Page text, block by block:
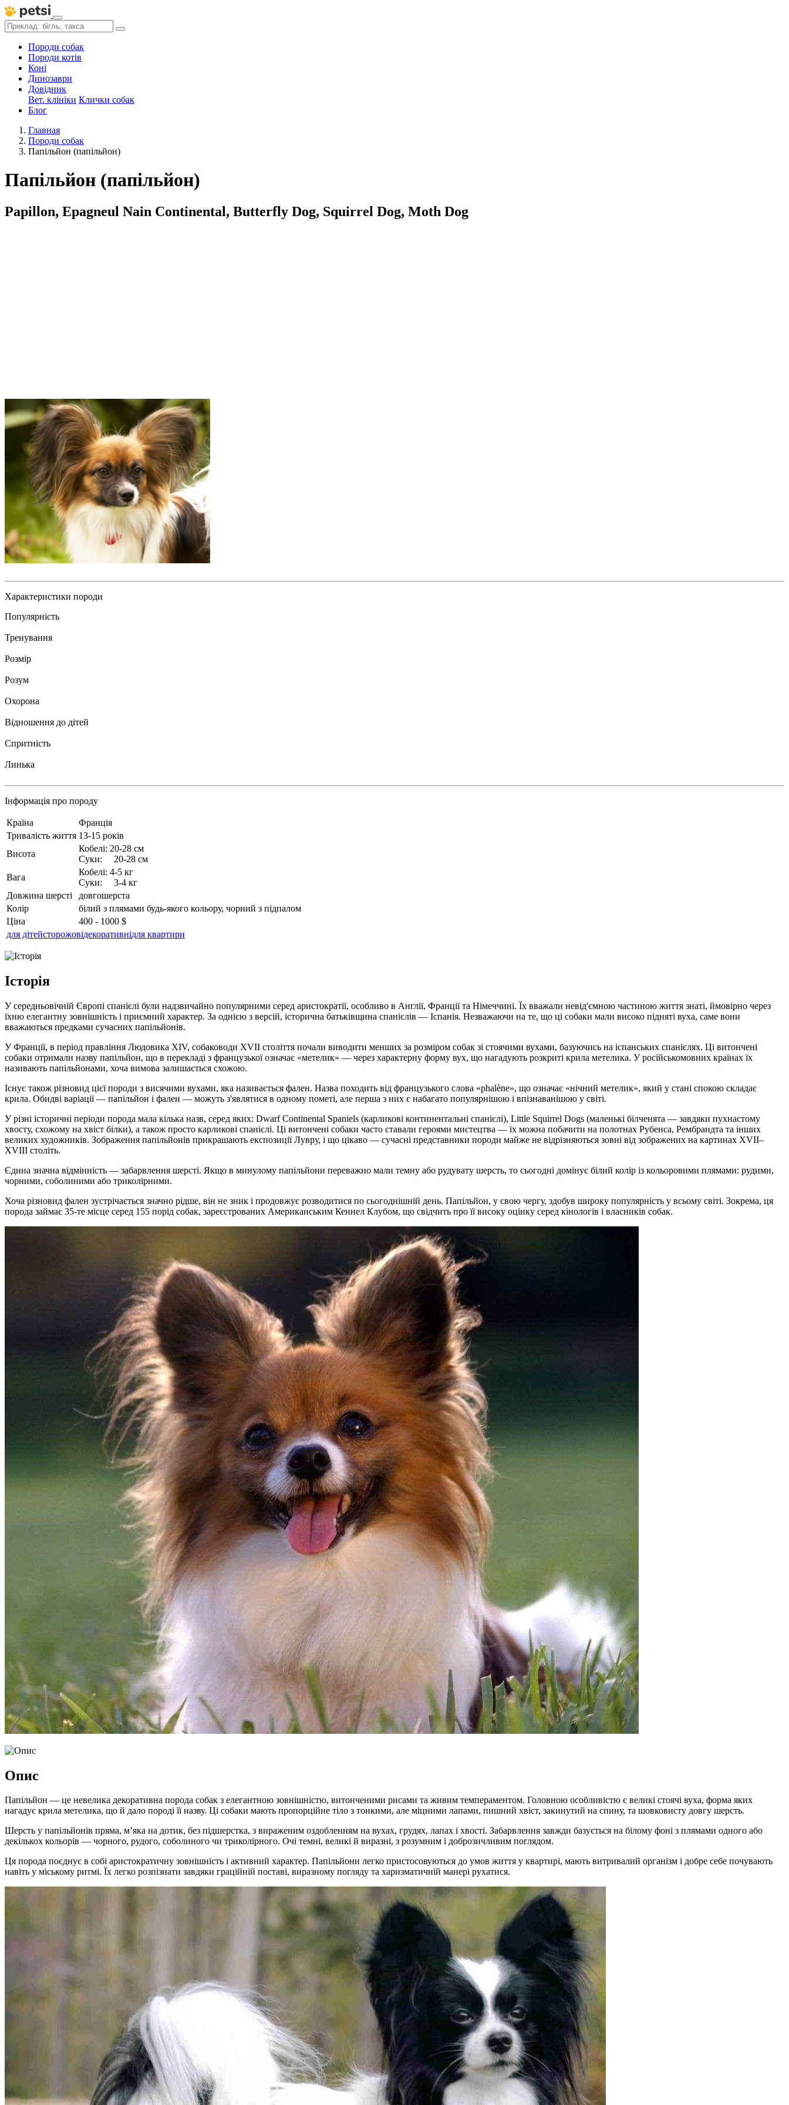
Породи собак
Породи котів
Коні
Динозаври
Довідник
Вет. клініки Клички собак
Блог
Главная
Породи собак
Папільйон (папільйон)
Папільйон (папільйон)
Papillon, Epagneul Nain Continental, Butterfly Dog, Squirrel Dog, Moth Dog
Характеристики породи
Популярність
Тренування
Розмір
Розум
Охорона
Відношення до дітей
Спритність
Линька
Інформація про породу
Країна
Франція
Тривалість життя 13-15 років
Висота
Кобелі: 20-28 см
Суки: 20-28 см
Вага
Кобелі: 4-5 кг
Суки: 3-4 кг
Довжина шерсті
довгошерста
Колір
білий з плямами будь-якого кольору, чорний з підпалом
Ціна
400 - 1000 $
для дітейсторожовідекоративнідля квартири
Історія
У середньовічній Європі спанієлі були надзвичайно популярними серед аристократії, особливо в Англії, Франції та Німеччині. Їх вважали невід'ємною частиною життя знаті, ймовірно через
їхню елегантну зовнішність і приємний характер. За однією з версій, історична батьківщина спанієлів — Іспанія. Незважаючи на те, що ці собаки мали високо підняті вуха, саме вони
вважаються предками сучасних папільйонів.
У Франції, в період правління Людовика XIV, собаководи XVII століття почали виводити менших за розміром собак зі стоячими вухами, базуючись на іспанських спанієлях. Ці витончені
собаки отримали назву папільйон, що в перекладі з французької означає «метелик» — через характерну форму вух, що нагадують розкриті крила метелика. У російськомовних країнах їх
називають папільйонами, хоча вимова залишається схожою.
Існує також різновид цієї породи з висячими вухами, яка називається фален. Назва походить від французького слова «phalène», що означає «нічний метелик», який у стані спокою складає
крила. Обидві варіації — папільйон і фален — можуть з'являтися в одному пометі, але перша з них є набагато популярнішою і впізнаванішою у світі.
У різні історичні періоди порода мала кілька назв, серед яких: Dwarf Continental Spaniels (карликові континентальні спанієлі), Little Squirrel Dogs (маленькі білченята — завдяки пухнастому
хвосту, схожому на хвіст білки), а також просто карликові спанієлі. Ці витончені собаки часто ставали героями мистецтва — їх можна побачити на полотнах Рубенса, Рембрандта та інших
великих художників. Зображення папільйонів прикрашають експозиції Лувру, і що цікаво — сучасні представники породи майже не відрізняються зовні від зображених на картинах XVII–
XVIII століть.
Єдина значна відмінність — забарвлення шерсті. Якщо в минулому папільйони переважно мали темну або рудувату шерсть, то сьогодні домінує білий колір із кольоровими плямами: рудими,
чорними, соболиними або триколірними.
Хоча різновид фален зустрічається значно рідше, він не зник і продовжує розводитися по сьогоднішній день. Папільйон, у свою чергу, здобув широку популярність у всьому світі. Зокрема, ця
порода займає 35-те місце серед 155 порід собак, зареєстрованих Американським Кеннел Клубом, що свідчить про її високу оцінку серед кінологів і власників собак.
Опис
Папільйон — це невелика декоративна порода собак з елегантною зовнішністю, витонченими рисами та живим темпераментом. Головною особливістю є великі стоячі вуха, форма яких
нагадує крила метелика, що й дало породі її назву. Ці собаки мають пропорційне тіло з тонкими, але міцними лапами, пишний хвіст, закинутий на спину, та шовковисту довгу шерсть.
Шерсть у папільйонів пряма, м’яка на дотик, без підшерстка, з вираженим оздобленням на вухах, грудях, лапах і хвості. Забарвлення завжди базується на білому фоні з плямами одного або
декількох кольорів — чорного, рудого, соболиного чи триколірного. Очі темні, великі й виразні, з розумним і доброзичливим поглядом.
Ця порода поєднує в собі аристократичну зовнішність і активний характер. Папільйони легко пристосовуються до умов життя у квартирі, мають витривалий організм і добре себе почувають
навіть у міському ритмі. Їх легко розпізнати завдяки граційній поставі, виразному погляду та харизматичній манері рухатися.